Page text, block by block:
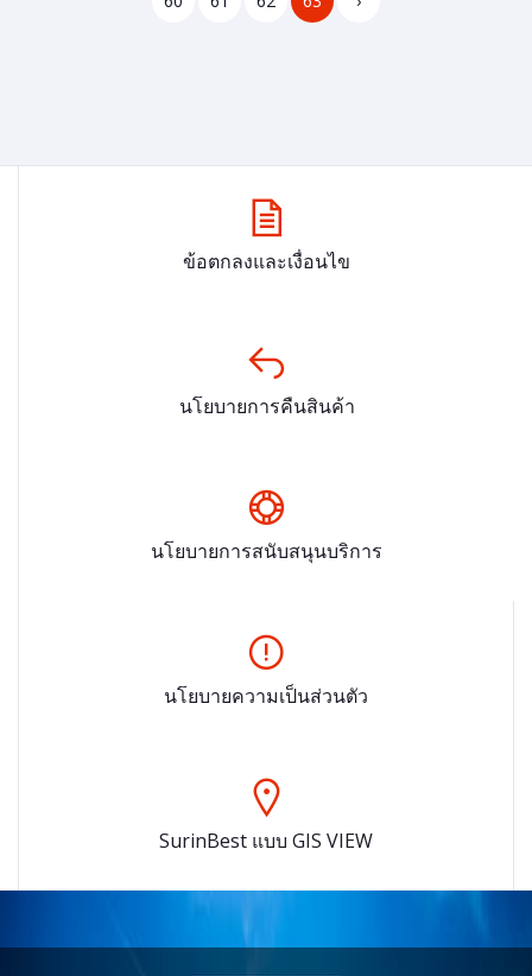
ข้อตกลงและเงื่อนไข
นโยบายการคืนสินค้า
นโยบายการสนับสนุนบริการ
นโยบายความเป็นส่วนตัว
SurinBest แบบ GIS VIEW